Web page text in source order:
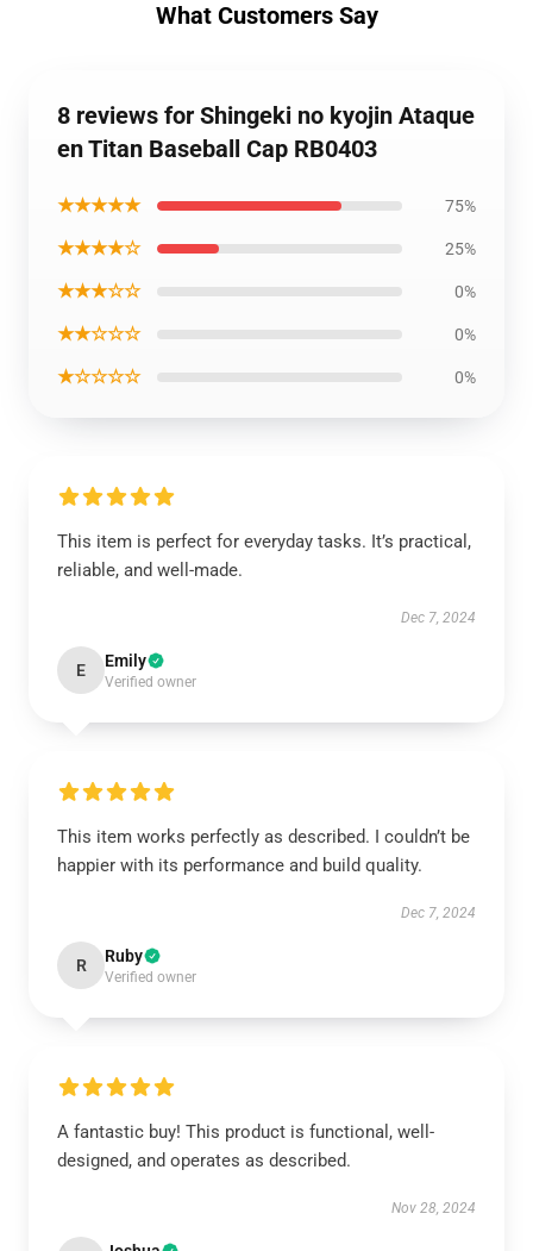
What Customers Say
8 reviews for Shingeki no kyojin Ataque
en Titan Baseball Cap RB0403
★★★★★ 75%
★★★★☆ 25%
★★★☆☆ 0%
★★☆☆☆ 0%
★☆☆☆☆ 0%
This item is perfect for everyday tasks. It’s practical,
reliable, and well-made.
Dec 7, 2024
E Emily
Verified owner
This item works perfectly as described. I couldn’t be
happier with its performance and build quality.
Dec 7, 2024
R Ruby
Verified owner
A fantastic buy! This product is functional, well-
designed, and operates as described.
Nov 28, 2024